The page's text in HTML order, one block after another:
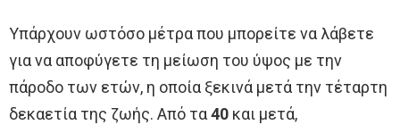
Υπάρχουν ωστόσο μέτρα που μπορείτε να λάβετε
για να αποφύγετε τη μείωση του ύψος με την
πάροδο των ετών, η οποία ξεκινά μετά την τέταρτη
δεκαετία της ζωής. Από τα40 και μετά,